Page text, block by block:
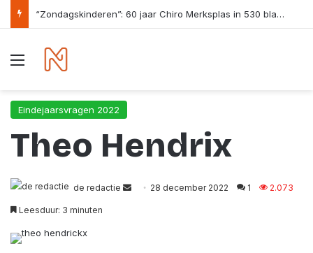
Gezondheidsraad 23 juni 2026
Menu
Eindejaarsvragen 2022
Theo Hendrix
de redactie 28 december 2022 1 2.073
Leesduur: 3 minuten